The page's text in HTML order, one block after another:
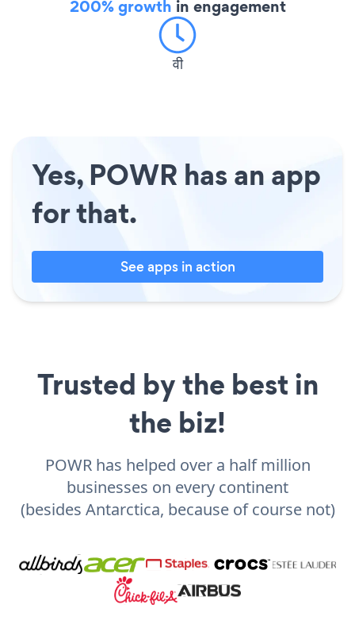
200% growth in engagement
वी
Yes, POWR has an app
for that.
See apps in action
Trusted by the best in
the biz!
POWR has helped over a half million
businesses on every continent
(besides Antarctica, because of course not)